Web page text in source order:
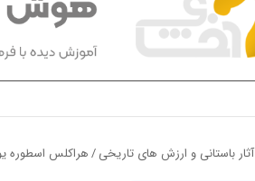
آثار باستانی و ارزش های تاریخی/هراکلس اسطوره